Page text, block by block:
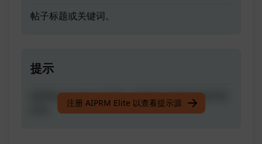
帖子标题或关键词。
提示
使用Rank Math在谷歌上将您的文章排名提升至
82%。
注册 AIPRM Elite 以查看提示源